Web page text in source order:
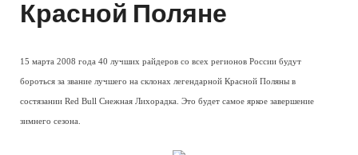
Красной Поляне
15 марта 2008 года 40 лучших райдеров со всех регионов России будут
бороться за звание лучшего на склонах легендарной Красной Поляны в
состязании Red Bull Снежная Лихорадка. Это будет самое яркое завершение
зимнего сезона.